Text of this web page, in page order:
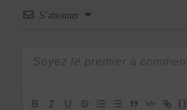
S’abonner
{}